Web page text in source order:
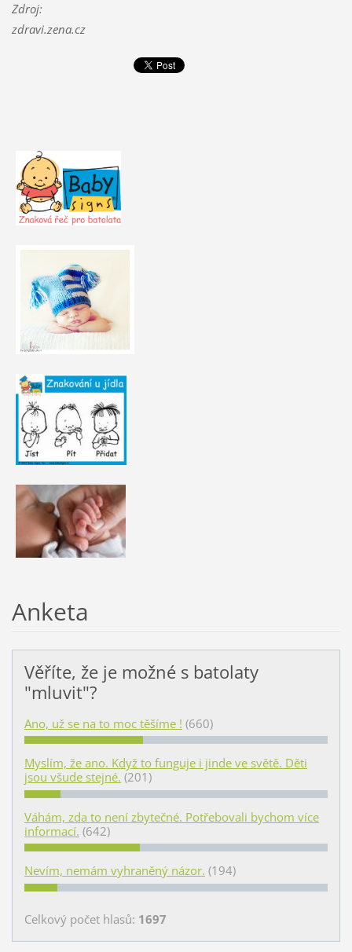
Zdroj:
zdravi.zena.cz
Anketa
Věříte, že je možné s batolaty
"mluvit"?
Ano, už se na to moc těšíme ! (660)
Myslím, že ano. Když to funguje i jinde ve světě. Děti
jsou všude stejné. (201)
Váhám, zda to není zbytečné. Potřebovali bychom více
informací. (642)
Nevím, nemám vyhraněný názor. (194)
Celkový počet hlasů: 1697